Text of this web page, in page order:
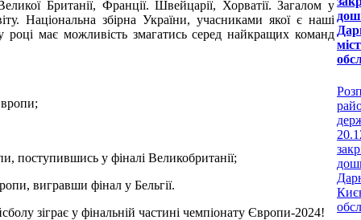
Британії, Франції. Швейцарії, Хорватії. Загалом у
Національна збірна України, учасниками якої є наші
має можливість змагатись серед найкращих команд
поступившись у фіналі Великобританії;
вигравши фінал у Бельгії.
зіграє у фінальній частині чемпіонату Європи-2024!